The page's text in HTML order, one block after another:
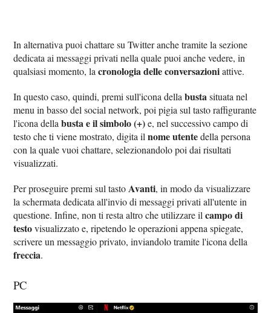
In alternativa puoi chattare su Twitter anche tramite la sezione
dedicata ai messaggi privati nella quale puoi anche vedere, in
qualsiasi momento, lacronologia delle conversazioniattive.
In questo caso, quindi, premi sull'icona dellabustasituata nel
menu in basso del social network, poi pigia sul tasto raffigurante
l'icona dellabusta e il simbolo (+)e, nel successivo campo di
testo che ti viene mostrato, digita ilnome utentedella persona
con la quale vuoi chattare, selezionandolo poi dai risultati
visualizzati.
Per proseguire premi sul tasto Avanti, in modo da visualizzare
la schermata dedicata all'invio di messaggi privati all'utente in
questione. Infine, non ti resta altro che utilizzare ilcampo di
testovisualizzato e, ripetendo le operazioni appena spiegate,
scrivere un messaggio privato, inviandolo tramite l'icona della
freccia.
PC